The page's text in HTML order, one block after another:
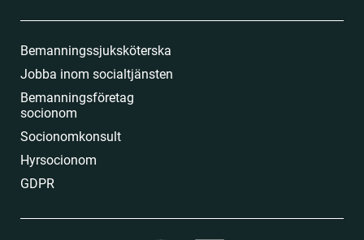
Bemanningssjuksköterska
Jobba inom socialtjänsten
Bemanningsföretag
socionom
Socionomkonsult
Hyrsocionom
GDPR